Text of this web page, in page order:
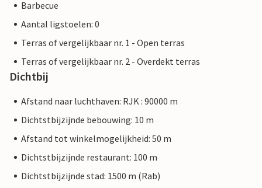
Barbecue
Aantal ligstoelen: 0
Terras of vergelijkbaar nr. 1 - Open terras
Terras of vergelijkbaar nr. 2 - Overdekt terras
Dichtbij
Afstand naar luchthaven: RJK : 90000 m
Dichtstbijzijnde bebouwing: 10 m
Afstand tot winkelmogelijkheid: 50 m
Dichtstbijzijnde restaurant: 100 m
Dichtstbijzijnde stad: 1500 m (Rab)